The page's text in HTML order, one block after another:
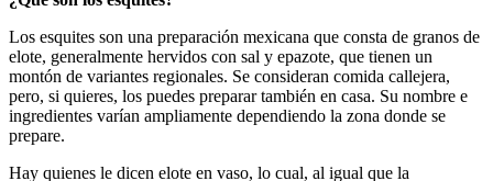
Los esquites son una preparación mexicana que consta de granos de
elote, generalmente hervidos con sal y epazote, que tienen un
montón de variantes regionales. Se consideran comida callejera,
pero, si quieres, los puedes preparar también en casa. Su nombre e
ingredientes varían ampliamente dependiendo la zona donde se
prepare.
Hay quienes le dicen elote en vaso, lo cual, al igual que la